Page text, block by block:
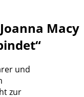
Macy
und
zur